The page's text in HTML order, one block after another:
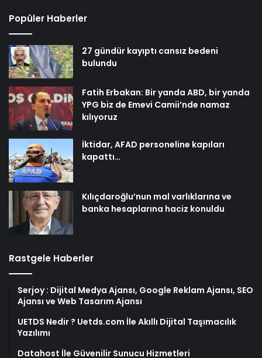
Popüler Haberler
27 gündür kayıptı cansız bedeni
bulundu
Fatih Erbakan: Bir yanda ABD, bir yanda
YPG biz de Emevi Camii’nde namaz
kılıyoruz
İktidar, AFAD personeline kapıları
kapattı…
Kılıçdaroğlu’nun mal varlıklarına ve
banka hesaplarına haciz konuldu
Rastgele Haberler
Serjoy : Dijital Medya Ajansı, Google Reklam Ajansı, SEO
Ajansı ve Web Tasarım Ajansı
UETDS Nedir ? Uetds.com İle Akıllı Dijital Taşımacılık
Yazılımı
Datahost İle Güvenilir Sunucu Hizmetleri